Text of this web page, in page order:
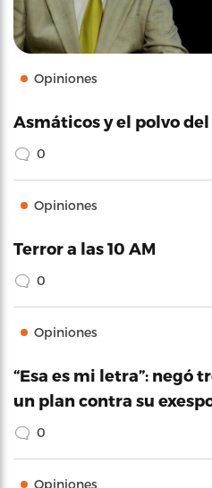
Opiniones
Asmáticos y el polvo del
0
Opiniones
Terror a las 10 AM
0
Opiniones
“Esa es mi letra”: negó
un plan contra su
0
Opiniones